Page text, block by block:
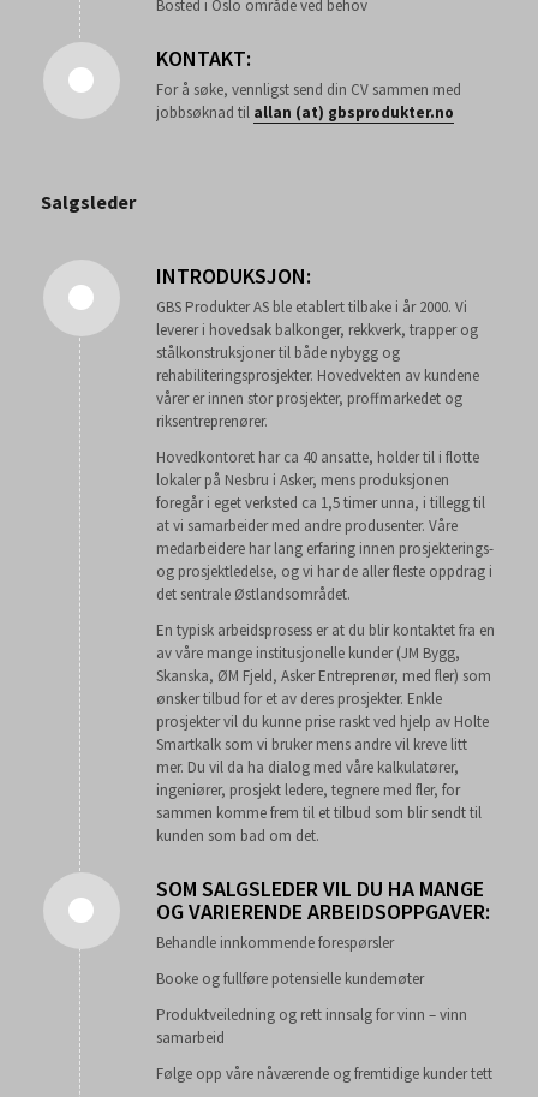
Bosted i Oslo område ved behov
KONTAKT:
For å søke, vennligst send din CV sammen med
jobbsøknad til allan (at) gbsprodukter.no
Salgsleder
INTRODUKSJON:
GBS Produkter AS ble etablert tilbake i år 2000. Vi
leverer i hovedsak balkonger, rekkverk, trapper og
stålkonstruksjoner til både nybygg og
rehabiliteringsprosjekter. Hovedvekten av kundene
vårer er innen stor prosjekter, proffmarkedet og
riksentreprenører.
Hovedkontoret har ca 40 ansatte, holder til i flotte
lokaler på Nesbru i Asker, mens produksjonen
foregår i eget verksted ca 1,5 timer unna, i tillegg til
at vi samarbeider med andre produsenter. Våre
medarbeidere har lang erfaring innen prosjekterings-
og prosjektledelse, og vi har de aller fleste oppdrag i
det sentrale Østlandsområdet.
En typisk arbeidsprosess er at du blir kontaktet fra en
av våre mange institusjonelle kunder (JM Bygg,
Skanska, ØM Fjeld, Asker Entreprenør, med fler) som
ønsker tilbud for et av deres prosjekter. Enkle
prosjekter vil du kunne prise raskt ved hjelp av Holte
Smartkalk som vi bruker mens andre vil kreve litt
mer. Du vil da ha dialog med våre kalkulatører,
ingeniører, prosjekt ledere, tegnere med fler, for
sammen komme frem til et tilbud som blir sendt til
kunden som bad om det.
SOM SALGSLEDER VIL DU HA MANGE
OG VARIERENDE ARBEIDSOPPGAVER:
Behandle innkommende forespørsler
Booke og fullføre potensielle kundemøter
Produktveiledning og rett innsalg for vinn – vinn
samarbeid
Følge opp våre nåværende og fremtidige kunder tett